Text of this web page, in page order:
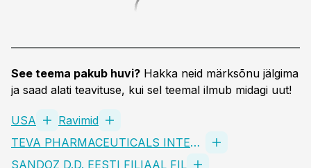
See teema pakub huvi? Hakka neid märksõnu jälgima
ja saad alati teavituse, kui sel teemal ilmub midagi uut!
USA
Ravimid
TEVA PHARMACEUTICALS INTERNATIONAL GMBH
SANDOZ D.D. EESTI FILIAAL FIL